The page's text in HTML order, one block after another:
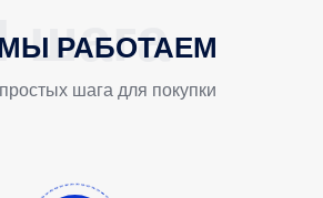
РАБОТАЕМ
шага для покупки